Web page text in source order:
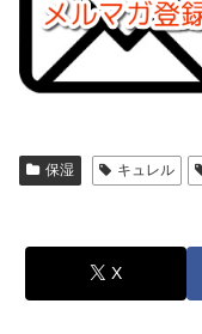
保湿 キュレル
X